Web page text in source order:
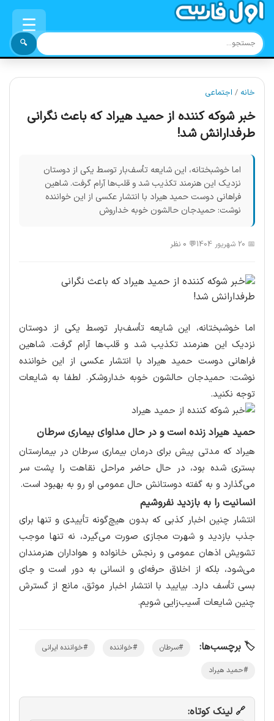
☰
🔍
خانه / اجتماعی
خبر شوکه کننده از حمید هیراد که باعث نگرانی
طرفدارانش شد!
اما خوشبختانه، این شایعه تأسف‌بار توسط یکی از دوستان
نزدیک این هنرمند تکذیب شد و قلب‌ها آرام گرفت. شاهین
فراهانی دوست حمید هیراد با انتشار عکسی از این خواننده
نوشت: حميدجان حالشون خوبه خداروش
📅 20 شهریور 1404 💬 0 نظر
اما خوشبختانه، این شایعه تأسف‌بار توسط یکی از دوستان
نزدیک این هنرمند تکذیب شد و قلب‌ها آرام گرفت. شاهین
فراهانی دوست حمید هیراد با انتشار عکسی از این خواننده
نوشت: حميدجان حالشون خوبه خداروشکر. لطفا به شایعات
توجه نکنید.
حمید هیراد زنده است و در حال مداوای بیماری سرطان
هیراد که مدتی پیش برای درمان بیماری سرطان در بیمارستان
بستری شده بود، در حال حاضر مراحل نقاهت را پشت سر
می‌گذارد و به گفته دوستانش حال عمومی او رو به بهبود است.
انسانیت را به بازدید نفروشیم
انتشار چنین اخبار کذبی که بدون هیچ‌گونه تأییدی و تنها برای
جذب بازدید و شهرت مجازی صورت می‌گیرد، نه تنها موجب
تشویش اذهان عمومی و رنجش خانواده و هواداران هنرمندان
می‌شود، بلکه از اخلاق حرفه‌ای و انسانی به دور است و جای
بسی تأسف دارد. بیایید با انتشار اخبار موثق، مانع از گسترش
چنین شایعات آسیب‌زایی شویم.
🏷️ برچسب‌ها: #سرطان #خواننده #خواننده ایرانی
#حمید هیراد
🔗 لینک کوتاه: